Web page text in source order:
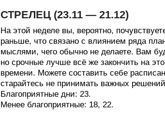
СТРЕЛЕЦ (23.11 — 21.12)
На этой неделе вы, вероятно,
раньше, что связано с влиянием ряда
мыслями, чего обычно не делаете. Вам
но срочные лучше всё же закончить на
времени. Можете составить себе
старайтесь не принимать важных
Благоприятные дни: 23.
Менее благоприятные: 18, 22.